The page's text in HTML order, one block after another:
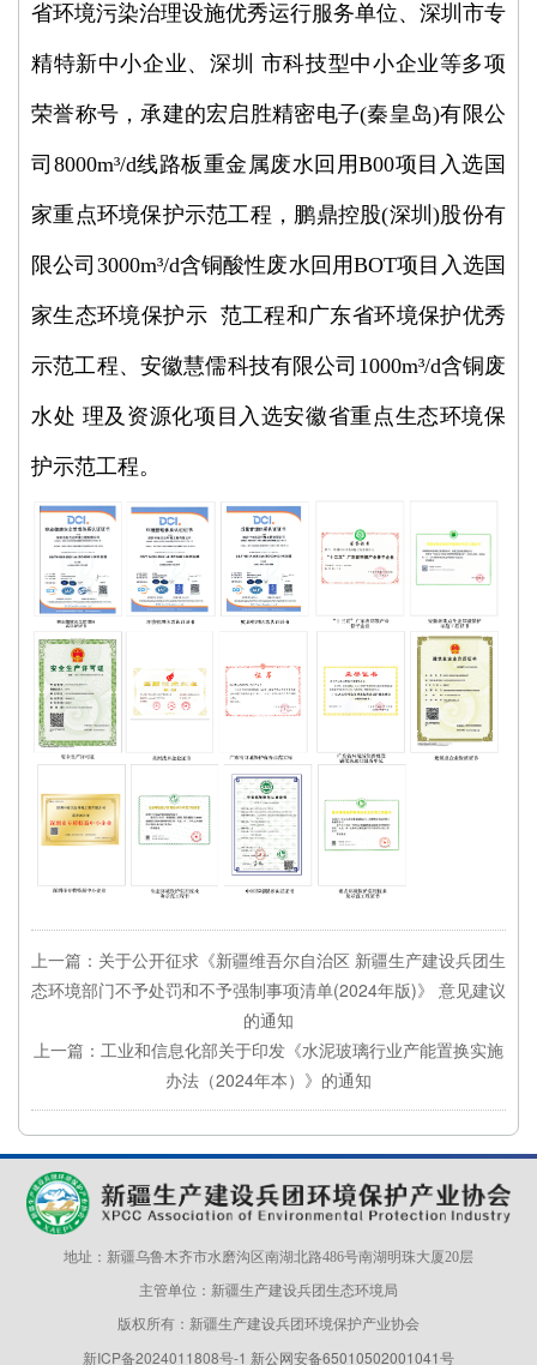
省环境污染治理设施优秀运行服务单位、深圳市专
精特新中小企业、深圳 市科技型中小企业等多项
荣誉称号，承建的宏启胜精密电子(秦皇岛)有限公
司8000m³/d线路板重金属废水回用B00项目入选国
家重点环境保护示范工程，鹏鼎控股(深圳)股份有
限公司3000m³/d含铜酸性废水回用BOT项目入选国
家生态环境保护示 范工程和广东省环境保护优秀
示范工程、安徽慧儒科技有限公司1000m³/d含铜废
水处 理及资源化项目入选安徽省重点生态环境保
护示范工程。
上一篇：关于公开征求《新疆维吾尔自治区 新疆生产建设兵团生
态环境部门不予处罚和不予强制事项清单(2024年版)》 意见建议
的通知
上一篇：工业和信息化部关于印发《水泥玻璃行业产能置换实施
办法（2024年本）》的通知
地址：新疆乌鲁木齐市水磨沟区南湖北路486号南湖明珠大厦20层
主管单位：新疆生产建设兵团生态环境局
版权所有：新疆生产建设兵团环境保护产业协会
新ICP备2024011808号-1 新公网安备65010502001041号